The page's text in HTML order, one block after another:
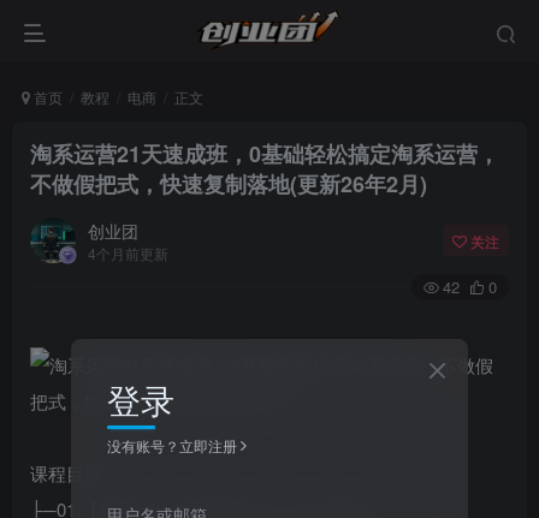
首页 教程 电商 正文
淘系运营21天速成班，0基础轻松搞定淘系运营，
不做假把式，快速复制落地(更新26年2月)
创业团
4个月前更新
关注
42 0
课程目录：
├─01.【第1期】六维直通车1.0(2018年更新)
登录
没有账号？立即注册